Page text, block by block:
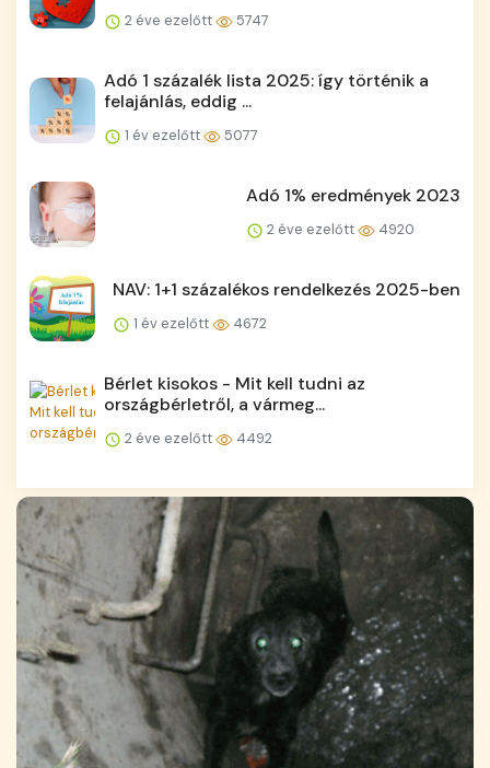
2 éve ezelőtt 5747
Adó 1 százalék lista 2025: így történik a
felajánlás, eddig ...
1 év ezelőtt 5077
Adó 1% eredmények 2023
2 éve ezelőtt 4920
NAV: 1+1 százalékos rendelkezés 2025-ben
1 év ezelőtt 4672
Bérlet kisokos - Mit kell tudni az
országbérletről, a vármeg...
2 éve ezelőtt 4492